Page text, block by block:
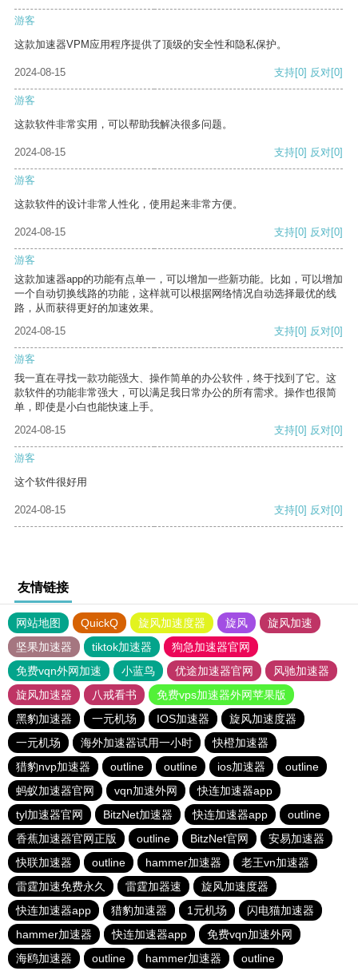
游客
这款加速器VPM应用程序提供了顶级的安全性和隐私保护。
2024-08-15 支持[0] 反对[0]
游客
这款软件非常实用，可以帮助我解决很多问题。
2024-08-15 支持[0] 反对[0]
游客
这款软件的设计非常人性化，使用起来非常方便。
2024-08-15 支持[0] 反对[0]
游客
这款加速器app的功能有点单一，可以增加一些新功能。比如，可以增加
一个自动切换线路的功能，这样就可以根据网络情况自动选择最优的线
路，从而获得更好的加速效果。
2024-08-15
支持[0] 反对[0]
游客
我一直在寻找一款功能强大、操作简单的办公软件，终于找到了它。这
款软件的功能非常强大，可以满足我日常办公的所有需求。操作也很简
单，即使是小白也能快速上手。
2024-08-15
支持[0] 反对[0]
游客
这个软件很好用
2024-08-15 支持[0] 反对[0]
友情链接
网站地图 QuickQ 旋风加速度器 旋风
旋风加速
坚果加速器
tiktok加速器
狗急加速器官网
免费vqn外网加速
小蓝鸟 优途加速器官网
风驰加速器
旋风加速器
八戒看书
免费vps加速器外网苹果版
黑豹加速器
一元机场 IOS加速器
旋风加速度器
一元机场
海外加速器试用一小时
快橙加速器
猎豹nvp加速器
outline outline ios加速器
outline
蚂蚁加速器官网
vqn加速外网
快连加速器app
tyl加速器官网
BitzNet加速器 快连加速器app
outline
香蕉加速器官网正版
outline BitzNet官网
安易加速器
快联加速器
outline hammer加速器
老王vn加速器
雷霆加速免费永久
雷霆加器速
旋风加速度器
快连加速器app
猎豹加速器 1元机场
闪电猫加速器
hammer加速器
快连加速器app
免费vqn加速外网
海鸥加速器
outline hammer加速器 outline